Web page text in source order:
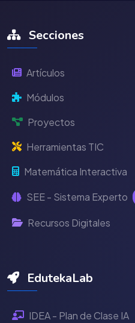
Secciones
Artículos
Módulos
Proyectos
Herramientas TIC
Matemática Interactiva
SEE - Sistema Experto
Recursos Digitales
EdutekaLab
IDEA - Plan de Clase IA